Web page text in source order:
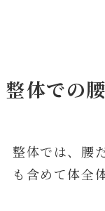
整体での
整体では、腰
も含めて体全